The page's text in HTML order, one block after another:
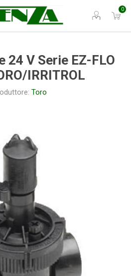
0
24 V Serie EZ-FLO
IRRITROL
Toro